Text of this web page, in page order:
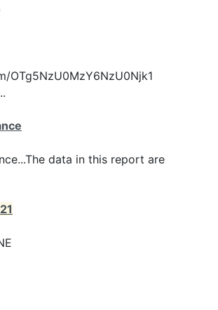
OTg5NzU0MzY6NzU0Njk1
data in this report are